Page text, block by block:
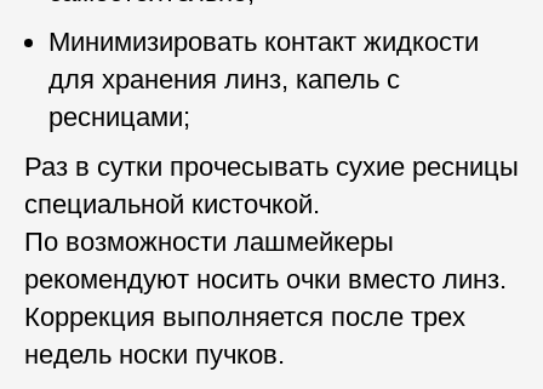
Минимизировать контакт жидкости
для хранения линз, капель с
ресницами;
Раз в сутки прочесывать сухие ресницы
специальной кисточкой.
По возможности лашмейкеры
рекомендуют носить очки вместо линз.
Коррекция выполняется после трех
недель носки пучков.